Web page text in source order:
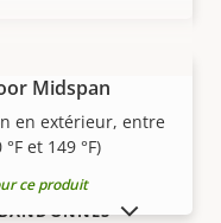
Midspan
en extérieur, entre
et 149 °F)
ce produit